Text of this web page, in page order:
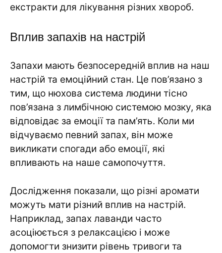
екстракти для лікування різних хвороб.
Вплив запахів на настрій
Запахи мають безпосередній вплив на наш
настрій та емоційний стан. Це пов’язано з
тим, що нюхова система людини тісно
пов’язана з лимбічною системою мозку, яка
відповідає за емоції та пам’ять. Коли ми
відчуваємо певний запах, він може
викликати спогади або емоції, які
впливають на наше самопочуття.
Дослідження показали, що різні аромати
можуть мати різний вплив на настрій.
Наприклад, запах лаванди часто
асоціюється з релаксацією і може
допомогти знизити рівень тривоги та